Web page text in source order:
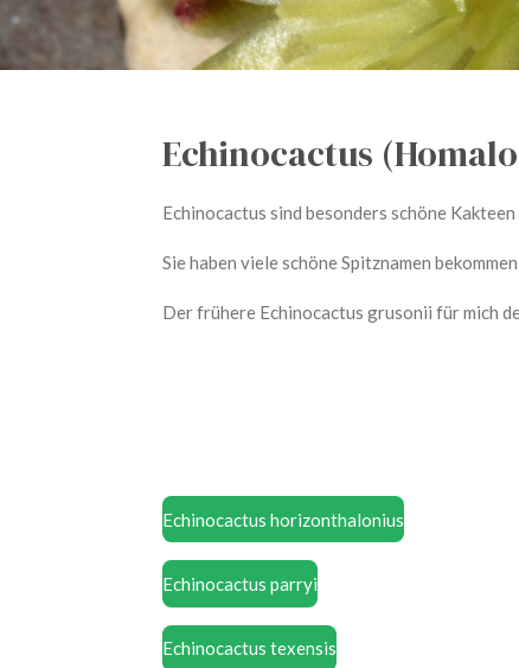
Echinocactus
Echinocactus sind besonders schöne
Sie haben viele schöne Spitznamen
Der frühere Echinocactus grusonii für mich
Echinocactus horizonthalonius
Echinocactus parryi
Echinocactus texensis